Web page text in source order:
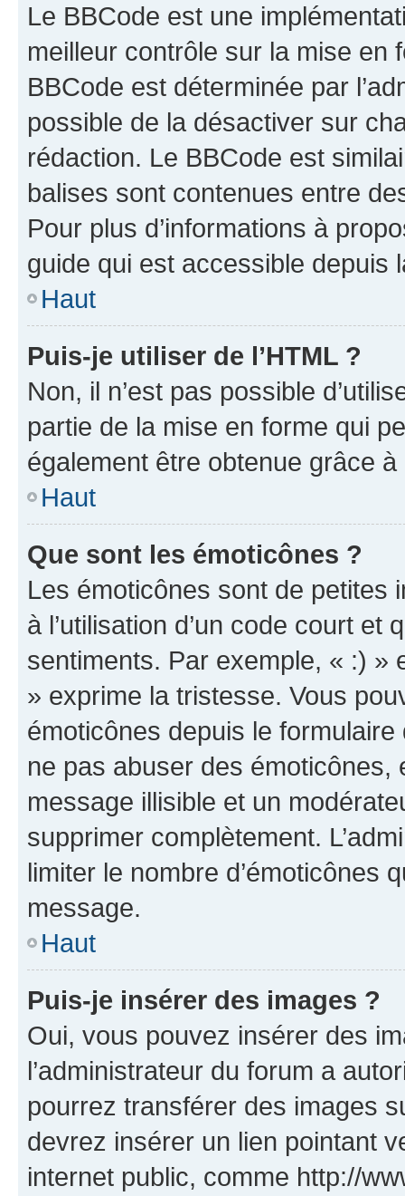
Le BBCode est une
meilleur contrôle sur la mise en
BBCode est déterminée par
possible de la désactiver sur
rédaction. Le BBCode est
balises sont contenues entre
Pour plus d’informations à
guide qui est accessible depuis
Haut
Puis-je utiliser de l’HTML ?
Non, il n’est pas possible
partie de la mise en forme qui
également être obtenue grâce à
Haut
Que sont les émoticônes ?
Les émoticônes sont de petites
à l’utilisation d’un code court et
sentiments. Par exemple, « :) »
» exprime la tristesse. Vous
émoticônes depuis le
ne pas abuser des
message illisible et un
supprimer complètement.
limiter le nombre d’émoticônes
message.
Haut
Puis-je insérer des images ?
Oui, vous pouvez insérer des
l’administrateur du forum a
pourrez transférer des images
devrez insérer un lien pointant
internet public, comme http://